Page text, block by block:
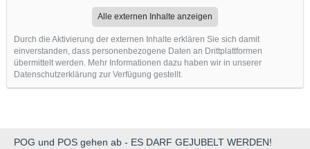
Alle externen Inhalte anzeigen
Durch die Aktivierung der externen Inhalte erklären Sie sich damit
einverstanden, dass personenbezogene Daten an Drittplattformen
übermittelt werden. Mehr Informationen dazu haben wir in unserer
Datenschutzerklärung zur Verfügung gestellt.
POG und POS gehen ab - ES DARF GEJUBELT WERDEN!